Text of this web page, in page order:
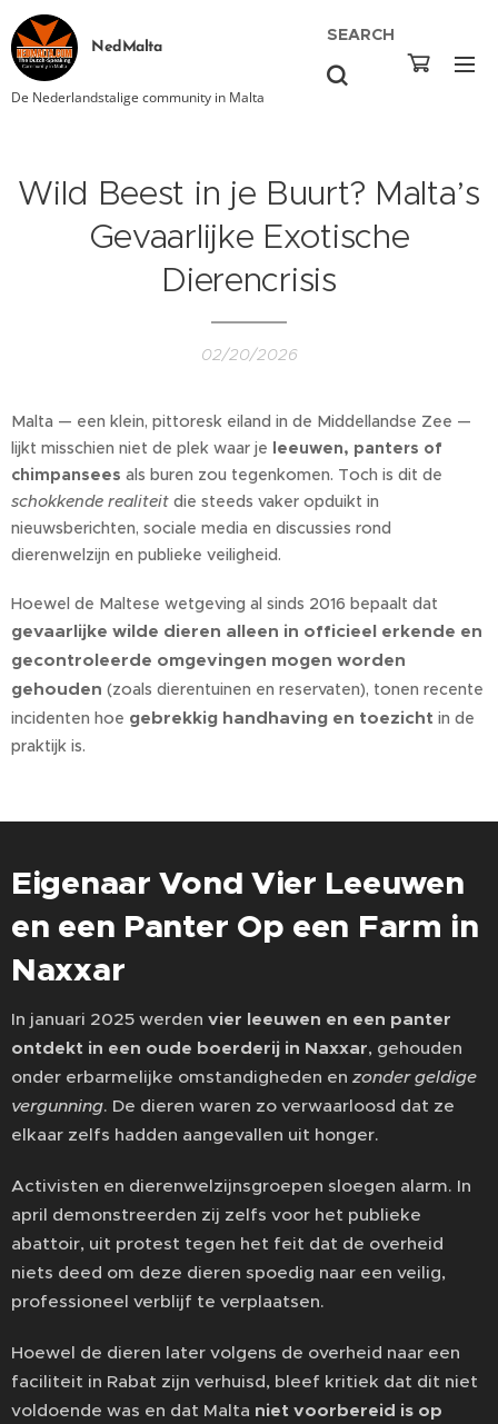
NedMalta
De Nederlandstalige community in Malta
SEARCH
Wild Beest in je Buurt? Malta’s
Gevaarlijke Exotische
Dierencrisis
02/20/2026
Malta — een klein, pittoresk eiland in de Middellandse Zee —
lijkt misschien niet de plek waar je leeuwen, panters of
chimpansees als buren zou tegenkomen. Toch is dit de
schokkende realiteit die steeds vaker opduikt in
nieuwsberichten, sociale media en discussies rond
dierenwelzijn en publieke veiligheid.
Hoewel de Maltese wetgeving al sinds 2016 bepaalt dat
gevaarlijke wilde dieren alleen in officieel erkende en
gecontroleerde omgevingen mogen worden
gehouden (zoals dierentuinen en reservaten), tonen recente
incidenten hoe gebrekkig handhaving en toezicht in de
praktijk is.
Eigenaar Vond Vier Leeuwen
en een Panter Op een Farm in
Naxxar
In januari 2025 werden vier leeuwen en een panter
ontdekt in een oude boerderij in Naxxar, gehouden
onder erbarmelijke omstandigheden en zonder geldige
vergunning. De dieren waren zo verwaarloosd dat ze
elkaar zelfs hadden aangevallen uit honger.
Activisten en dierenwelzijnsgroepen sloegen alarm. In
april demonstreerden zij zelfs voor het publieke
abattoir, uit protest tegen het feit dat de overheid
niets deed om deze dieren spoedig naar een veilig,
professioneel verblijf te verplaatsen.
Hoewel de dieren later volgens de overheid naar een
faciliteit in Rabat zijn verhuisd, bleef kritiek dat dit niet
voldoende was en dat Malta niet voorbereid is op